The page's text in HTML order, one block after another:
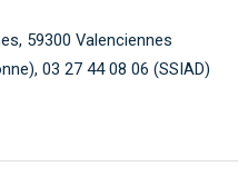
59300 Valenciennes
03 27 44 08 06 (SSIAD)